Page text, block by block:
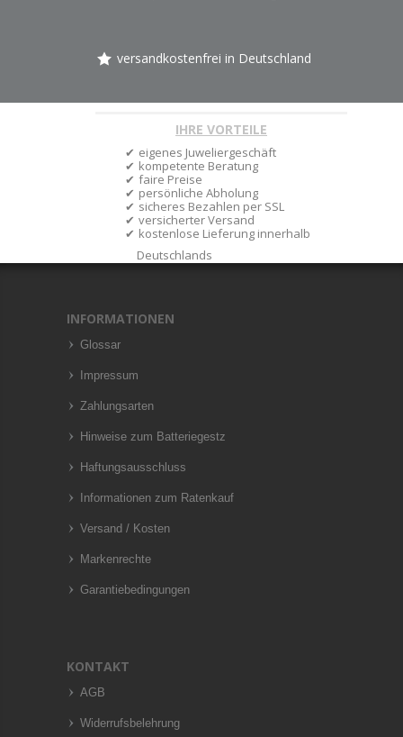
versandkostenfrei in Deutschland
IHRE VORTEILE
eigenes Juweliergeschäft
kompetente Beratung
faire Preise
persönliche Abholung
sicheres Bezahlen per SSL
versicherter Versand
kostenlose Lieferung innerhalb
Deutschlands
INFORMATIONEN
Glossar
Impressum
Zahlungsarten
Hinweise zum Batteriegestz
Haftungsausschluss
Informationen zum Ratenkauf
Versand / Kosten
Markenrechte
Garantiebedingungen
KONTAKT
AGB
Widerrufsbelehrung